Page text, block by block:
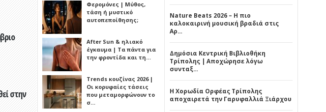
στην
Φερομόνες | Μύθος,
τάση ή μυστικό
αυτοπεποίθησης;
After Sun & ηλιακό
έγκαυμα | Τα πάντα για
την φροντίδα και τη…
Trends κουζίνας 2026 |
Οι κορυφαίες τάσεις
που μεταμορφώνουν το
σ…
Nature Beats 2026 – Η πιο
καλοκαιρινή μουσική βραδιά στις
Αρ…
Δημόσια Κεντρική Βιβλιοθήκη
Τρίπολης | Αποχώρησε λόγω
συνταξ…
Η Χορωδία Ορφέας Τρίπολης
αποχαιρετά την Γαρυφαλλιά Ξιάρχου